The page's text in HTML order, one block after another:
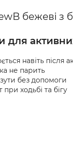
бежеві з
для
навіть після
не парить
без допомоги
ходьбі та бігу